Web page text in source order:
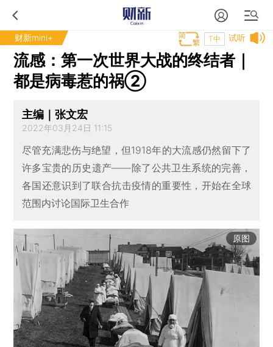
财新mini+ 试听
T中
流感：第一次世界大战的终结者｜
都是病毒惹的祸②
主编｜张文宏
2022年03月24日 11:15
尽管充满悲伤与绝望，但1918年的大流感仍然留下了
许多宝贵的历史遗产——除了公共卫生系统的完善，
各国还意识到了联合抗击疫情的重要性，开始在全球
范围内讨论国际卫生合作
原图